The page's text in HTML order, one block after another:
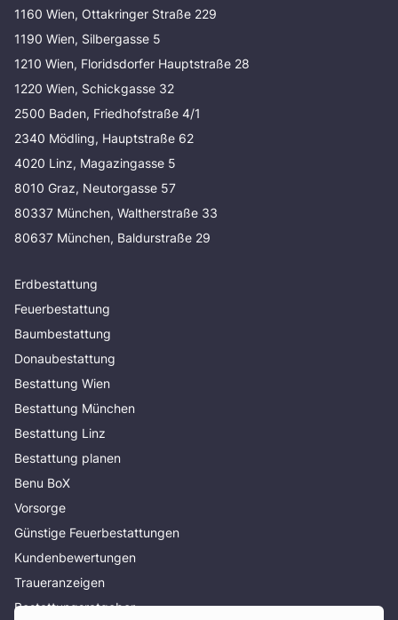
1160 Wien, Ottakringer Straße 229
1190 Wien, Silbergasse 5
1210 Wien, Floridsdorfer Hauptstraße 28
1220 Wien, Schickgasse 32
2500 Baden, Friedhofstraße 4/1
2340 Mödling, Hauptstraße 62
4020 Linz, Magazingasse 5
8010 Graz, Neutorgasse 57
80337 München, Waltherstraße 33
80637 München, Baldurstraße 29
Erdbestattung
Feuerbestattung
Baumbestattung
Donaubestattung
Bestattung Wien
Bestattung München
Bestattung Linz
Bestattung planen
Benu BoX
Vorsorge
Günstige Feuerbestattungen
Kundenbewertungen
Traueranzeigen
Bestattungsratgeber